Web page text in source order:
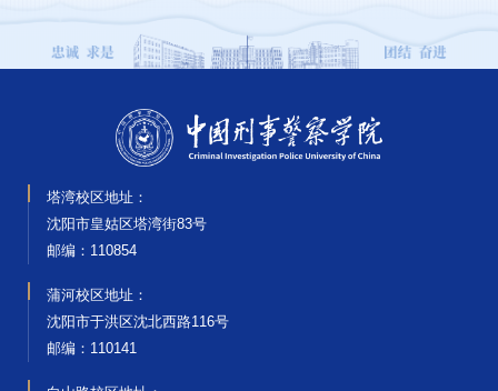
塔湾校区地址：
沈阳市皇姑区塔湾街83号
邮编‌：110854
蒲河校区地址：
沈阳市于洪区沈北西路116号
邮编‌：110141